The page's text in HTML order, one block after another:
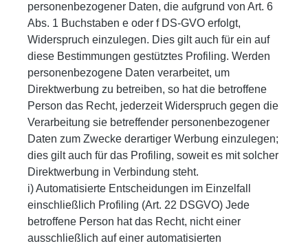
personenbezogener Daten, die aufgrund von Art. 6
Abs. 1 Buchstaben e oder f DS-GVO erfolgt,
Widerspruch einzulegen. Dies gilt auch für ein auf
diese Bestimmungen gestütztes Profiling. Werden
personenbezogene Daten verarbeitet, um
Direktwerbung zu betreiben, so hat die betroffene
Person das Recht, jederzeit Widerspruch gegen die
Verarbeitung sie betreffender personenbezogener
Daten zum Zwecke derartiger Werbung einzulegen;
dies gilt auch für das Profiling, soweit es mit solcher
Direktwerbung in Verbindung steht.
i) Automatisierte Entscheidungen im Einzelfall
einschließlich Profiling (Art. 22 DSGVO) Jede
betroffene Person hat das Recht, nicht einer
ausschließlich auf einer automatisierten